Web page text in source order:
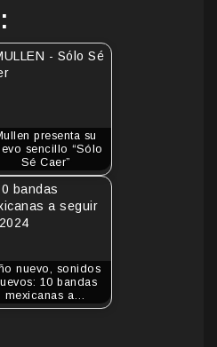
presenta su
sencillo “Sólo
Sé Caer”
nuevo, sonidos
10 bandas
mexicanas a…